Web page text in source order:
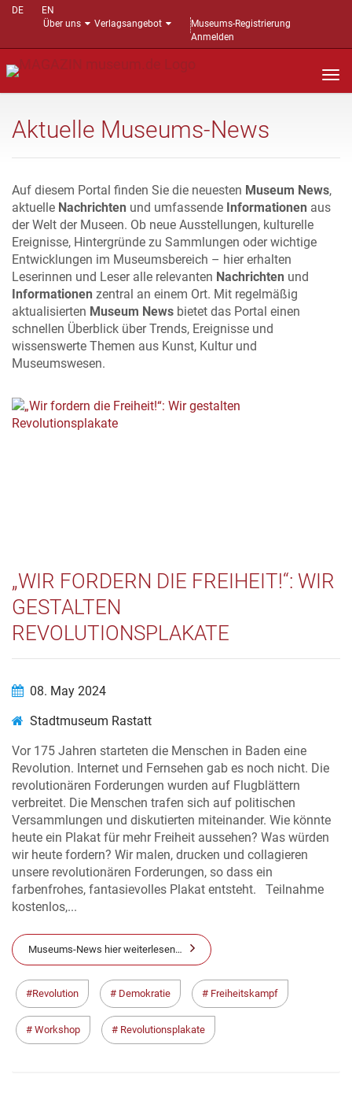
DE
EN
Über uns
Verlagsangebot
Museums-Registrierung
Anmelden
Aktuelle Museums-News
Auf diesem Portal finden Sie die neuesten Museum News,
aktuelle Nachrichten und umfassende Informationen aus
der Welt der Museen. Ob neue Ausstellungen, kulturelle
Ereignisse, Hintergründe zu Sammlungen oder wichtige
Entwicklungen im Museumsbereich – hier erhalten
Leserinnen und Leser alle relevanten Nachrichten und
Informationen zentral an einem Ort. Mit regelmäßig
aktualisierten Museum News bietet das Portal einen
schnellen Überblick über Trends, Ereignisse und
wissenswerte Themen aus Kunst, Kultur und
Museumswesen.
„WIR FORDERN DIE FREIHEIT!“: WIR
GESTALTEN
REVOLUTIONSPLAKATE
08. May 2024
Stadtmuseum Rastatt
Vor 175 Jahren starteten die Menschen in Baden eine
Revolution. Internet und Fernsehen gab es noch nicht. Die
revolutionären Forderungen wurden auf Flugblättern
verbreitet. Die Menschen trafen sich auf politischen
Versammlungen und diskutierten miteinander. Wie könnte
heute ein Plakat für mehr Freiheit aussehen? Was würden
wir heute fordern? Wir malen, drucken und collagieren
unsere revolutionären Forderungen, so dass ein
farbenfrohes, fantasievolles Plakat entsteht. Teilnahme
kostenlos,...
Museums-News hier weiterlesen…
Revolution Demokratie Freiheitskampf
Workshop Revolutionsplakate